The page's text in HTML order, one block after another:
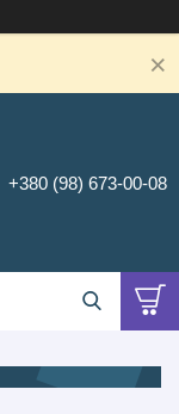
+380 (98) 673-00-08